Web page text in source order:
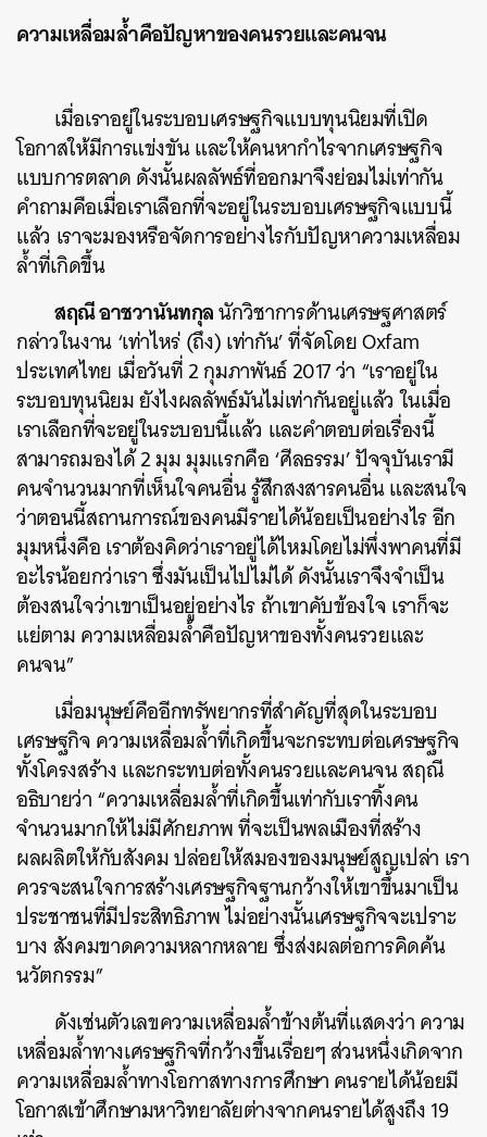
ความเหลื่อมล้ำคือปัญหาของคนรวยและคนจน
เมื่อเราอยู่ในระบอบเศรษฐกิจแบบทุนนิยมที่เปิด
โอกาสให้มีการแข่งขัน และให้คนหากำไรจากเศรษฐกิจ
แบบการตลาด ดังนั้นผลลัพธ์ที่ออกมาจึงย่อมไม่เท่ากัน
คำถามคือเมื่อเราเลือกที่จะอยู่ในระบอบเศรษฐกิจแบบนี้
แล้ว เราจะมองหรือจัดการอย่างไรกับปัญหาความเหลื่อม
ล้ำที่เกิดขึ้น
สฤณี อาชวานันทกุลนักวิชาการด้านเศรษฐศาสตร์
กล่าวในงาน ‘เท่าไหร่ (ถึง) เท่ากัน’ ที่จัดโดย Oxfam
ประเทศไทย เมื่อวันที่ 2 กุมภาพันธ์ 2017 ว่า “เราอยู่ใน
ระบอบทุนนิยม ยังไงผลลัพธ์มันไม่เท่ากันอยู่แล้ว ในเมื่อ
เราเลือกที่จะอยู่ในระบอบนี้แล้ว และคำตอบต่อเรื่องนี้
สามารถมองได้ 2 มุม มุมแรกคือ ‘ศีลธรรม’ ปัจจุบันเรามี
คนจำนวนมากที่เห็นใจคนอื่น รู้สึกสงสารคนอื่น และสนใจ
ว่าตอนนี้สถานการณ์ของคนมีรายได้น้อยเป็นอย่างไร อีก
มุมหนึ่งคือ เราต้องคิดว่าเราอยู่ได้ไหมโดยไม่พึ่งพาคนที่มี
อะไรน้อยกว่าเรา ซึ่งมันเป็นไปไม่ได้ ดังนั้นเราจึงจำเป็น
ต้องสนใจว่าเขาเป็นอยู่อย่างไร ถ้าเขาคับข้องใจ เราก็จะ
แย่ตาม ความเหลื่อมล้ำคือปัญหาของทั้งคนรวยและ
คนจน”
เมื่อมนุษย์คืออีกทรัพยากรที่สำคัญที่สุดในระบอบ
เศรษฐกิจ ความเหลื่อมล้ำที่เกิดขึ้นจะกระทบต่อเศรษฐกิจ
ทั้งโครงสร้าง และกระทบต่อทั้งคนรวยและคนจน สฤณี
อธิบายว่า “ความเหลื่อมล้ำที่เกิดขึ้นเท่ากับเราทิ้งคน
จำนวนมากให้ไม่มีศักยภาพ ที่จะเป็นพลเมืองที่สร้าง
ผลผลิตให้กับสังคม ปล่อยให้สมองของมนุษย์สูญเปล่า เรา
ควรจะสนใจการสร้างเศรษฐกิจฐานกว้างให้เขาขึ้นมาเป็น
ประชาชนที่มีประสิทธิภาพ ไม่อย่างนั้นเศรษฐกิจจะเปราะ
บาง สังคมขาดความหลากหลาย ซึ่งส่งผลต่อการคิดค้น
นวัตกรรม”
ดังเช่นตัวเลขความเหลื่อมล้ำข้างต้นที่แสดงว่า ความ
เหลื่อมล้ำทางเศรษฐกิจที่กว้างขึ้นเรื่อยๆ ส่วนหนึ่งเกิดจาก
ความเหลื่อมล้ำทางโอกาสทางการศึกษา คนรายได้น้อยมี
โอกาสเข้าศึกษามหาวิทยาลัยต่างจากคนรายได้สูงถึง 19
ค้นหา
SHARE TWEET LINE EMAIL